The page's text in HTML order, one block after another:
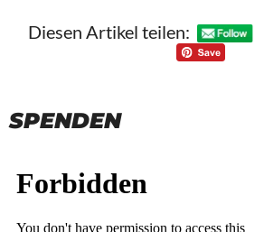
Diesen Artikel teilen:
SPENDEN